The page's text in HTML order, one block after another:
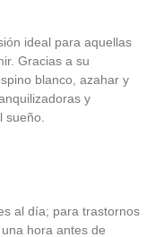
ideal para aquellas
Gracias a su
blanco, azahar y
y
sueño.
al día; para trastornos
hora antes de